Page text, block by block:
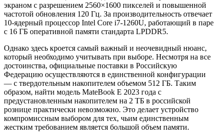
экраном с разрешением 2560×1600 пикселей и повышенной
частотой обновления 120 Гц. За производительность отвечает
10-ядерный процессор Intel Core i7-1260U, работающий в паре
с 16 ГБ оперативной памяти стандарта LPDDR5.
Однако здесь кроется самый важный и неочевидный нюанс,
который необходимо учитывать при выборе. Несмотря на все
достоинства, официальные поставки в Российскую
Федерацию осуществляются в единственной конфигурации
— с твердотельным накопителем объемом 512 ГБ. Таким
образом, найти модель MateBook E 2023 года с
предустановленным накопителем на 2 ТБ в российской
рознице практически невозможно. Это делает устройство
компромиссным выбором для тех, чьим единственным
жестким требованием является большой объем памяти.